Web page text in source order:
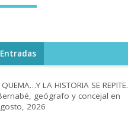
LA HISTORIA SE REPITE.
geógrafo y concejal en
2026